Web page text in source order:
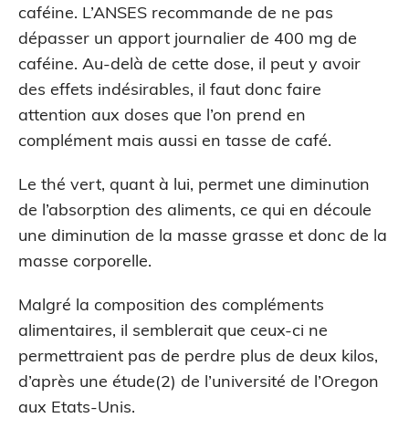
caféine. L’ANSES recommande de ne pas
dépasser un apport journalier de 400 mg de
caféine. Au-delà de cette dose, il peut y avoir
des effets indésirables, il faut donc faire
attention aux doses que l’on prend en
complément mais aussi en tasse de café.
Le thé vert, quant à lui, permet une diminution
de l’absorption des aliments, ce qui en découle
une diminution de la masse grasse et donc de la
masse corporelle.
Malgré la composition des compléments
alimentaires, il semblerait que ceux-ci ne
permettraient pas de perdre plus de deux kilos,
d’après une étude(2) de l’université de l’Oregon
aux Etats-Unis.